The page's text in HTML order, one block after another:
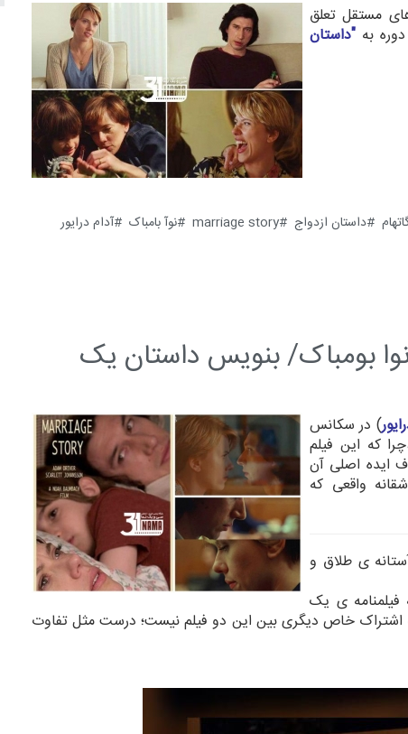
مستقل تعلق
به "داستان
داستان ازدواج marriage story نوآ بامباک
آدام درایور
بومباک/ بنویس داستان یک
) در سکانس
چرا که این فیلم
ایده اصلی آن
واقعی که
ی طلاق و
ی یک
اشتراک خاص دیگری بین این دو فیلم نیست؛ درست مثل تفاوت